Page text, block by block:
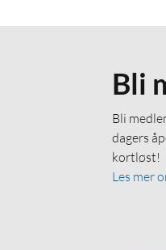
Bli
Bli
dagers
kortløst!
Les mer